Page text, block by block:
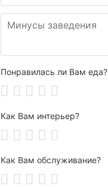
Понравилась ли Вам еда?
Как Вам интерьер?
Как Вам обслуживание?